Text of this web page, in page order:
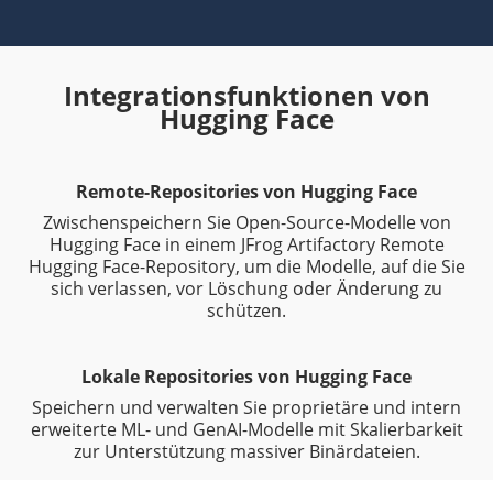
Integrationsfunktionen von
Hugging Face
Remote-Repositories von Hugging Face
Zwischenspeichern Sie Open-Source-Modelle von
Hugging Face in einem JFrog Artifactory Remote
Hugging Face-Repository, um die Modelle, auf die Sie
sich verlassen, vor Löschung oder Änderung zu
schützen.
Lokale Repositories von Hugging Face
Speichern und verwalten Sie proprietäre und intern
erweiterte ML- und GenAI-Modelle mit Skalierbarkeit
zur Unterstützung massiver Binärdateien.